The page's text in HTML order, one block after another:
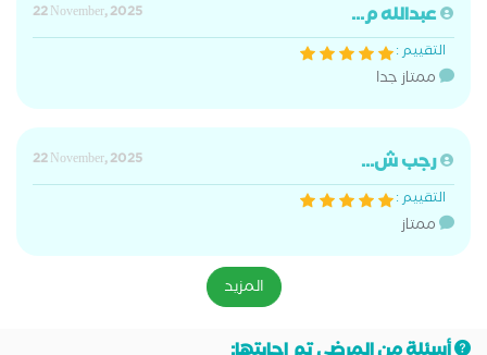
عبدالله م...
22 November, 2025
التقييم :
ممتاز جدا
رجب ش...
22 November, 2025
التقييم :
ممتاز
المزيد